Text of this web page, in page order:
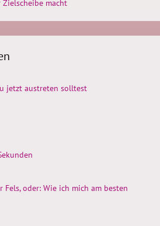
Zielscheibe macht
jetzt austreten solltest
Fels, oder: Wie ich mich am besten